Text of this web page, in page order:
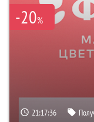
-20%
21:17:35